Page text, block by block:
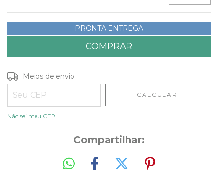
PRONTA ENTREGA
Entregas para o CEP:
Meios de envio
CALCULAR
Não sei meu CEP
Compartilhar: